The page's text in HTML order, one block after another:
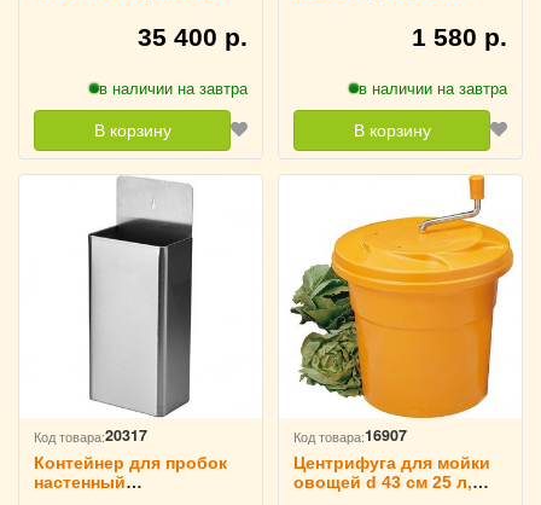
35 400 р.
в наличии на завтра
В корзину
1 580 р.
в наличии на завтра
В корзину
Код товара:20317
Контейнер для пробок
настенный
Код товара:16907
Центрифуга для мойки
овощей d 43 см 25 л,